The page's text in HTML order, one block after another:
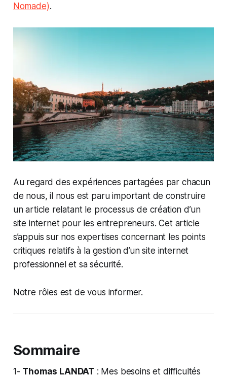
Nomade).
Au regard des expériences partagées par chacun
de nous, il nous est paru important de construire
un article relatant le processus de création d’un
site internet pour les entrepreneurs. Cet article
s’appuis sur nos expertises concernant les points
critiques relatifs à la gestion d’un site internet
professionnel et sa sécurité.
Notre rôles est de vous informer.
Sommaire
1- Thomas LANDAT : Mes besoins et difficultés